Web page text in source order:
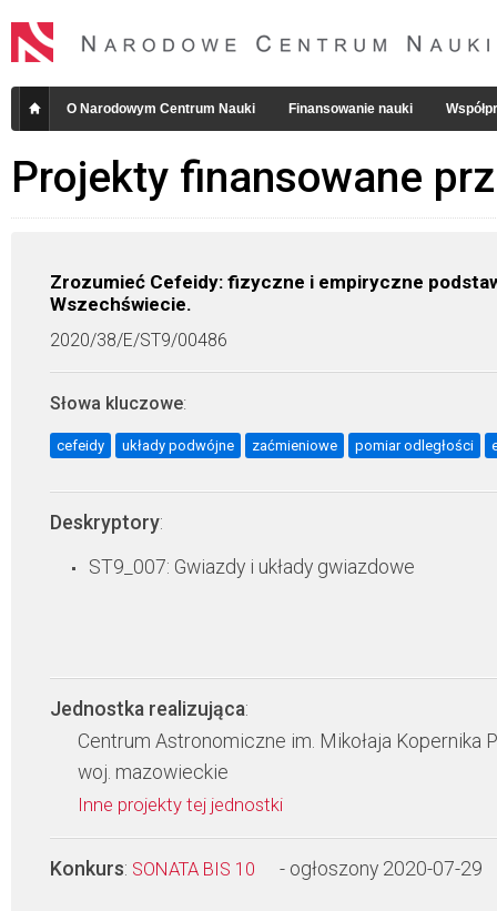
O Narodowym Centrum Nauki Finansowanie nauki
Projekty finansowane
Zrozumieć Cefeidy: fizyczne i empiryczne
Wszechświecie.
2020/38/E/ST9/00486
Słowa kluczowe:
cefeidy układy podwójne zaćmieniowe pomiar odległości
Deskryptory:
ST9_007: Gwiazdy i układy gwiazdowe
Jednostka realizująca:
Centrum Astronomiczne im. Mikołaja Kopernika
woj. mazowieckie
Inne projekty tej jednostki
Konkurs: SONATA BIS 10 - ogłoszony 2020-07-29